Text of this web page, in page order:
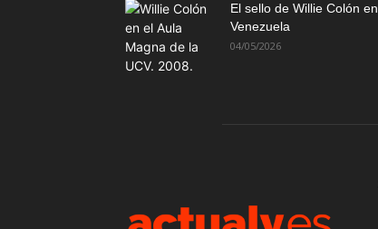
El sello de Willie Colón en
Venezuela
04/05/2026